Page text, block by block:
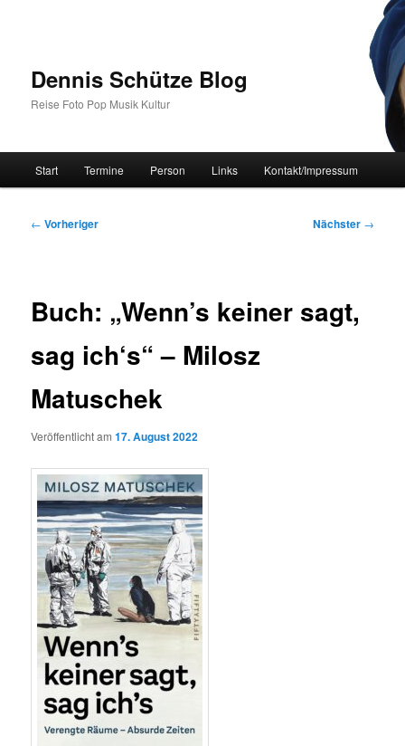
Dennis Schütze Blog
Reise Foto Pop Musik Kultur
Start Termine Person Links Kontakt/Impressum
Beitragsnavigation
← Vorheriger Nächster →
Buch: „Wenn’s keiner sagt,
sag ich‘s“ – Milosz
Matuschek
Veröffentlicht am17. August 2022